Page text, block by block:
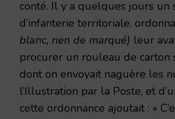
conté. Il y a quelques jours un
d’infanterie territoriale,
blanc, rien de marqué) leur
procurer un rouleau de carton
dont on envoyait naguère les
l’Illustration par la Poste, et
cette ordonnance ajoutait : «